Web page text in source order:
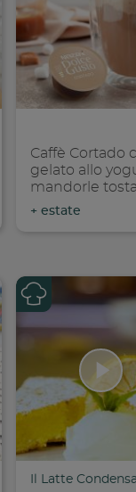
Caffè Cortado
gelato allo
mandorle
+ estate